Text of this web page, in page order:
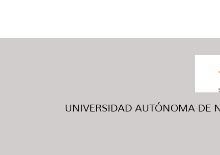
UNIVERSIDAD AUTÓNOMA DE